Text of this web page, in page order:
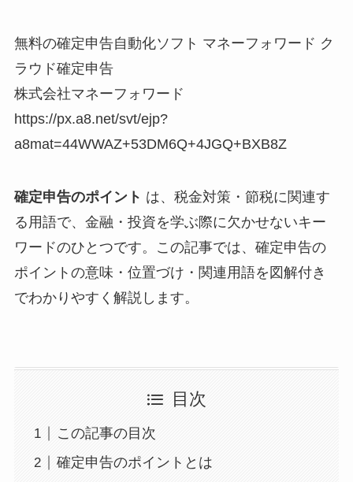
無料の確定申告自動化ソフト マネーフォワード ク
ラウド確定申告
株式会社マネーフォワード
https://px.a8.net/svt/ejp?
a8mat=44WWAZ+53DM6Q+4JGQ+BXB8Z
確定申告のポイント は、税金対策・節税に関連す
る用語で、金融・投資を学ぶ際に欠かせないキー
ワードのひとつです。この記事では、確定申告の
ポイントの意味・位置づけ・関連用語を図解付き
でわかりやすく解説します。
目次
この記事の目次
確定申告のポイントとは